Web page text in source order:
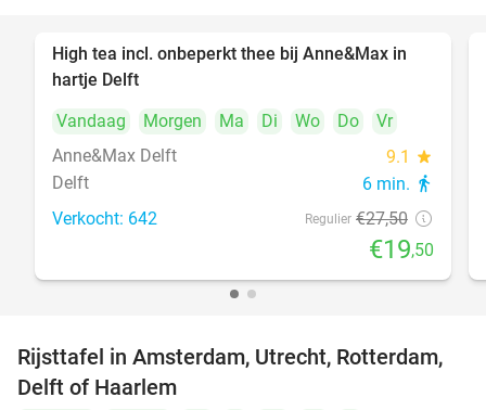
29%
High tea incl. onbeperkt thee bij Anne&Max in
hartje Delft
Vandaag
Morgen Ma Di Wo Do
Vr
Anne&Max Delft
9.1 star
Delft 6 min. directions_walk
Verkocht: 642 Regulier €27,50
€19,50
19%
Rijsttafel in Amsterdam, Utrecht, Rotterdam,
Delft of Haarlem